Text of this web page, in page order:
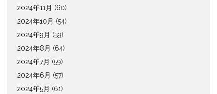
2024年11月 (60)
2024年10月 (54)
2024年9月 (59)
2024年8月 (64)
2024年7月 (59)
2024年6月 (57)
2024年5月 (61)